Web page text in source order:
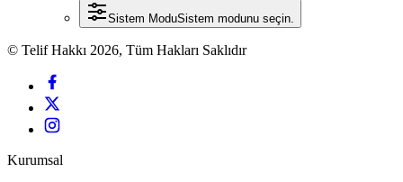
Sistem ModuSistem modunu seçin.
© Telif Hakkı 2026, Tüm Hakları Saklıdır
Kurumsal